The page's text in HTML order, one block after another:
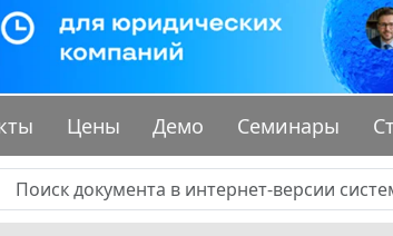
Цены Демо Семинары